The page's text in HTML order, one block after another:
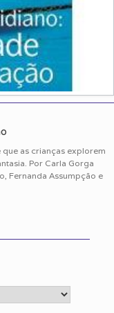
as crianças explorem
Por Carla Gorga
Fernanda Assumpção e